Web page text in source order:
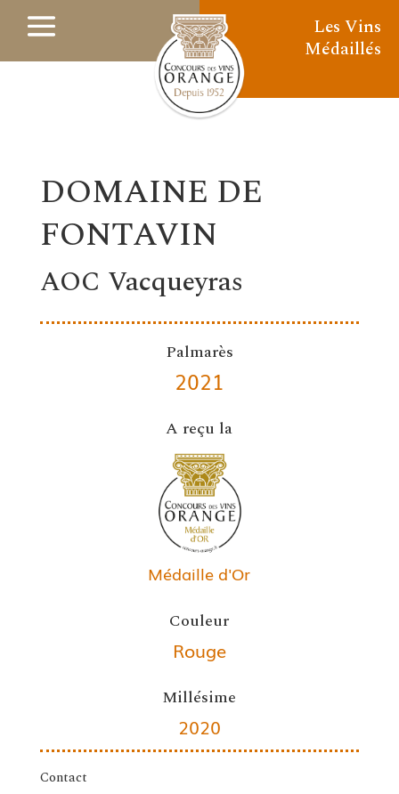
Les Vins
Médaillés
DOMAINE DE
FONTAVIN
AOC Vacqueyras
Palmarès
2021
A reçu la
Médaille d'Or
Couleur
Rouge
Millésime
2020
Contact